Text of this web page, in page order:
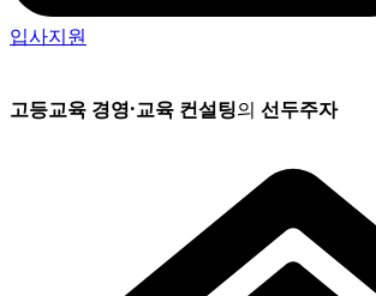
입사지원
고등교육 경영·교육 컨설팅의 선두주자